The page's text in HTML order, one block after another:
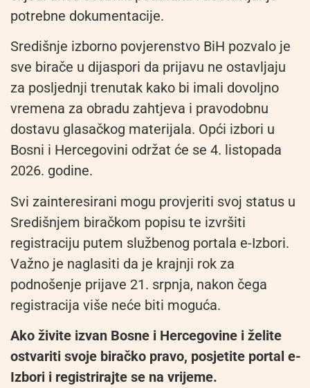
potrebne dokumentacije.
Središnje izborno povjerenstvo BiH pozvalo je
sve birače u dijaspori da prijavu ne ostavljaju
za posljednji trenutak kako bi imali dovoljno
vremena za obradu zahtjeva i pravodobnu
dostavu glasačkog materijala. Opći izbori u
Bosni i Hercegovini održat će se 4. listopada
2026. godine.
Svi zainteresirani mogu provjeriti svoj status u
Središnjem biračkom popisu te izvršiti
registraciju putem službenog portala e-Izbori.
Važno je naglasiti da je krajnji rok za
podnošenje prijave 21. srpnja, nakon čega
registracija više neće biti moguća.
Ako živite izvan Bosne i Hercegovine i želite
ostvariti svoje biračko pravo, posjetite portal e-
Izbori i registrirajte se na vrijeme.